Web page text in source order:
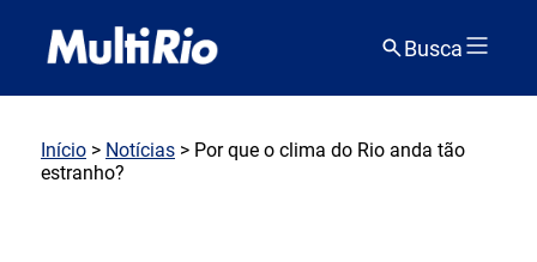
Busca
Início > Notícias > Por que o clima do Rio anda tão
estranho?